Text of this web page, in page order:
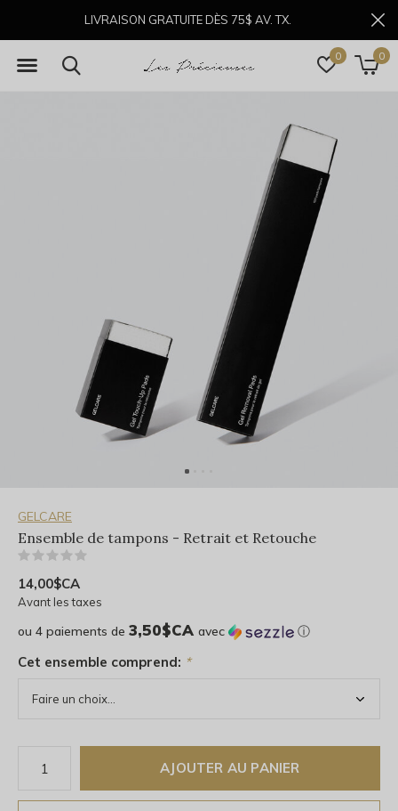
0 0
LIVRAISON GRATUITE DÈS 75$ AV. TX.
GELCARE
Ensemble de tampons - Retrait et Retouche
14,00$CA
Avant les taxes
ou 4 paiements de 3,50$CA avec ⓘ
Cet ensemble comprend: *
AJOUTER AU PANIER